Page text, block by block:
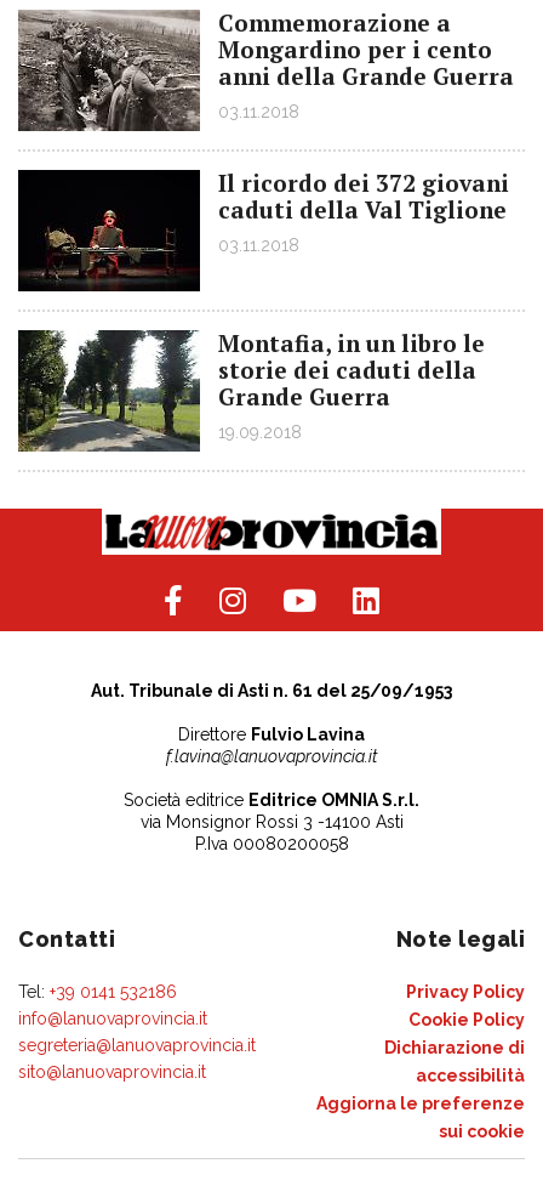
Commemorazione a
Mongardino per i cento
anni della Grande Guerra
03.11.2018
Il ricordo dei 372 giovani
caduti della Val Tiglione
03.11.2018
Montafia, in un libro le
storie dei caduti della
Grande Guerra
19.09.2018
Aut. Tribunale di Asti n. 61 del 25/09/1953
Direttore Fulvio Lavina
f.lavina@lanuovaprovincia.it
Società editrice Editrice OMNIA S.r.l.
via Monsignor Rossi 3 -14100 Asti
P.Iva 00080200058
Contatti
Tel: +39 0141 532186
info@lanuovaprovincia.it
segreteria@lanuovaprovincia.it
sito@lanuovaprovincia.it
Note legali
Privacy Policy
Cookie Policy
Dichiarazione di
accessibilità
Aggiorna le preferenze
sui cookie